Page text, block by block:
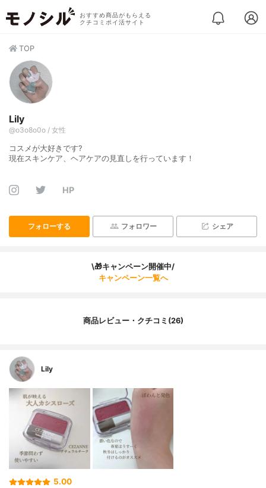
おすすめ商品がもらえる
クチコミポイ活サイト
TOP
Lily
@o3o8o0o / 女性
コスメが大好きです?
現在スキンケア、ヘアケアの見直しを行っています！
HP
フォローする フォロワー シェア
\🎁キャンペーン開催中/
キャンペーン一覧へ
商品レビュー・クチコミ(26)
Lily
5.00